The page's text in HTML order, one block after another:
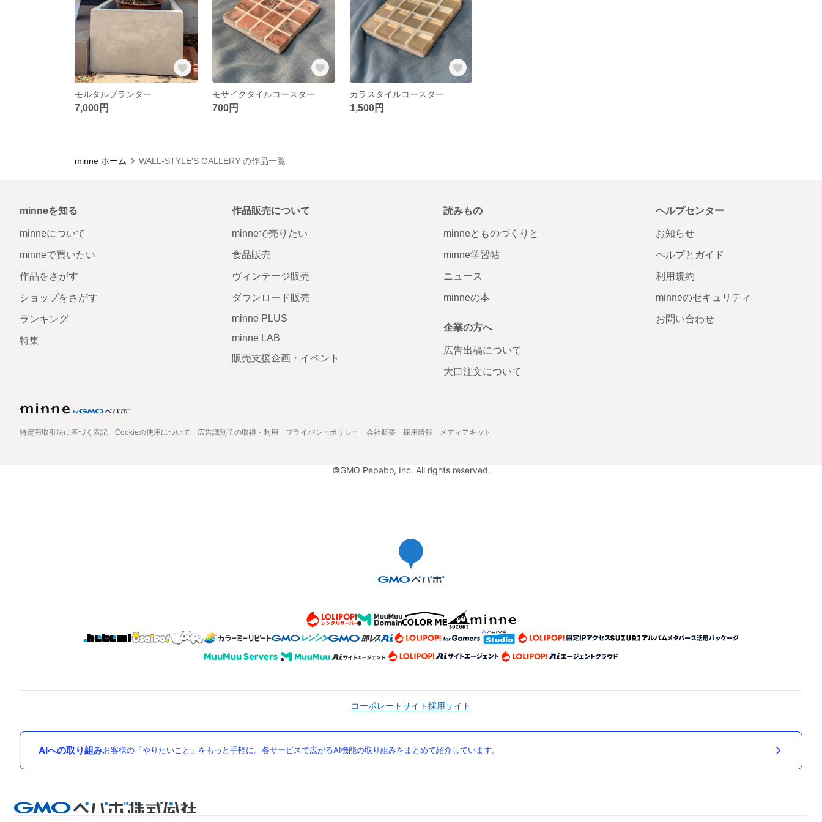
モルタルプランター
7,000円
モザイクタイルコースター
700円
ガラスタイルコースター
1,500円
minne ホーム WALL-STYLE'S GALLERY の作品一覧
minneを知る
minneについて
minneで買いたい
作品をさがす
ショップをさがす
ランキング
特集
作品販売について
minneで売りたい
食品販売
ヴィンテージ販売
ダウンロード販売
minne PLUS
minne LAB
販売支援企画・イベント
読みもの
minneとものづくりと
minne学習帖
ニュース
minneの本
企業の方へ
広告出稿について
大口注文について
ヘルプセンター
お知らせ
ヘルプとガイド
利用規約
minneのセキュリティ
お問い合わせ
特定商取引法に基づく表記 Cookieの使用について 広告識別子の取得・利用 プライバシーポリシー 会社概要 採用情報 メディアキット
©GMO Pepabo, Inc. All rights reserved.
コーポレートサイト採用サイト
AIへの取り組みお客様の「やりたいこと」をもっと手軽に。各サービスで広がるAI機能の取り組みをまとめて紹介しています。